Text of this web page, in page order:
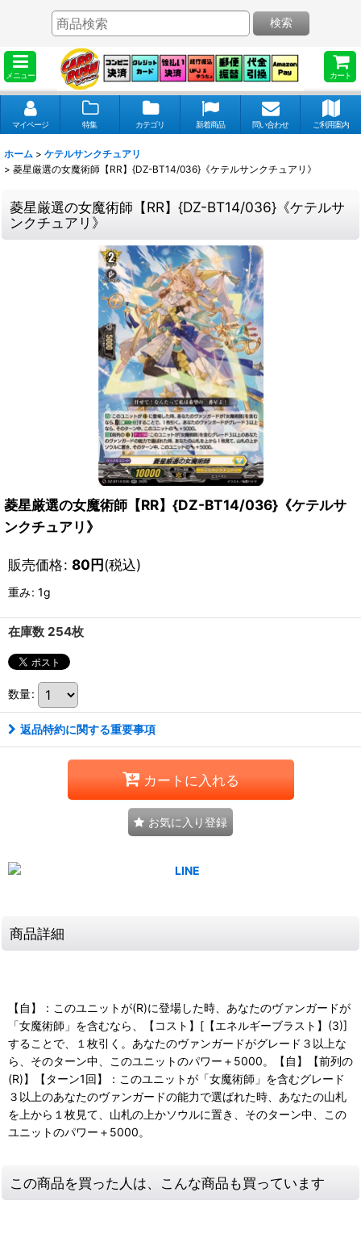
メニュー カート
検索
マイページ 特集 カテゴリ 新着商品 問い合わせ ご利用案内
ホーム > ケテルサンクチュアリ
> 菱星厳選の女魔術師【RR】{DZ-BT14/036}《ケテルサンクチュアリ》
菱星厳選の女魔術師【RR】{DZ-BT14/036}《ケテルサ
ンクチュアリ》
菱星厳選の女魔術師【RR】{DZ-BT14/036}《ケテルサ
ンクチュアリ》
販売価格: 80円(税込)
重み: 1g
在庫数 254枚
数量:
返品特約に関する重要事項
カートに入れる
お気に入り登録
商品詳細
【自】：このユニットが(R)に登場した時、あなたのヴァンガードが
「女魔術師」を含むなら、【コスト】[【エネルギーブラスト】(3)]
することで、１枚引く。あなたのヴァンガードがグレード３以上な
ら、そのターン中、このユニットのパワー＋5000。【自】【前列の
(R)】【ターン1回】：このユニットが「女魔術師」を含むグレード
３以上のあなたのヴァンガードの能力で選ばれた時、あなたの山札
を上から１枚見て、山札の上かソウルに置き、そのターン中、この
ユニットのパワー＋5000。
この商品を買った人は、こんな商品も買っています